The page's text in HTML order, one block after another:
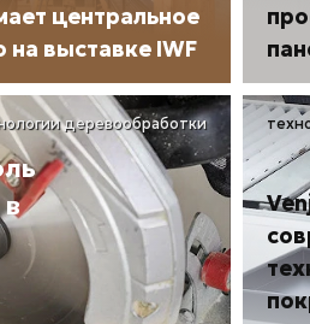
центральное
на выставке IWF
деревообработки